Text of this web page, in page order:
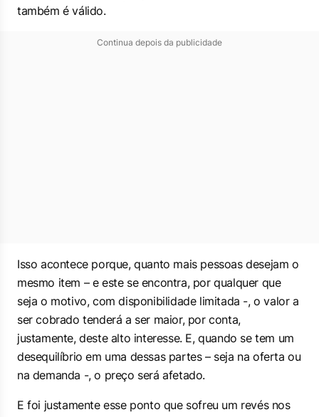
também é válido.
Continua depois da publicidade
Isso acontece porque, quanto mais pessoas desejam o
mesmo item – e este se encontra, por qualquer que
seja o motivo, com disponibilidade limitada -, o valor a
ser cobrado tenderá a ser maior, por conta,
justamente, deste alto interesse. E, quando se tem um
desequilíbrio em uma dessas partes – seja na oferta ou
na demanda -, o preço será afetado.
E foi justamente esse ponto que sofreu um revés nos